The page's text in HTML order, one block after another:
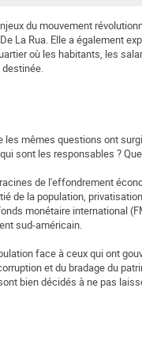
du mouvement
La Rua. Elle a également
où les habitants, les
destinée.
mêmes questions ont
sont les responsables ?
de l'effondrement
de la population,
monétaire international
sud-américain.
face à ceux qui ont
et du bradage du
bien décidés à ne pas